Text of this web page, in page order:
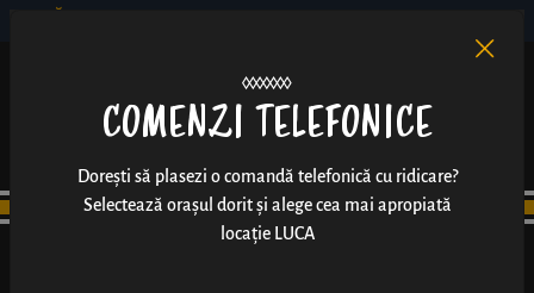
COMENZI TELEFONICE
Dorești să plasezi o comandă telefonică cu ridicare?
Selectează orașul dorit și alege cea mai apropiată
locație LUCA